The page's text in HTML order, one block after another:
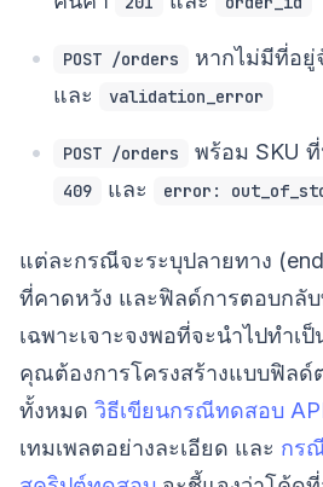
POST /orders หากไม่มีที่อยู่
และ validation_error
POST /orders พร้อม SKU
409 และ error:
แต่ละกรณีจะระบุปลายทาง
ที่คาดหวัง และฟิลด์การตอบกลั
เฉพาะเจาะจงพอที่จะนำไปทำเ
คุณต้องการโครงสร้างแบบฟิล
ทั้งหมด วิธีเขียนกรณีทดสอบ
เทมเพลตอย่างละเอียด และ กร